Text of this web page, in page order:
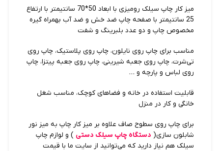
میز کار چاپ سیلک رومیزی با ابعاد 50*70 سانتیمتر با ارتفاع
25 سانتیمتر با صفحه چاپ ضد خش و ضد آب بهمراه گیره
مخصوص چاپ و دو عدد بلبرینگ و شفت
مناسب برای چاپ روی نایلون، چاپ روی پلاستیک، چاپ روی
تی‌شرت، چاپ روی جعبه شیرینی، چاپ روی جعبه پیتزا، چاپ
روی لباس و پارچه و …
قابلیت استفاده در خانه و فضاهای کوچک، مناسب شغل
خانگی و کار در منزل
برای چاپ روی سطوح صاف علاوه بر میز کار چاپ به میز نور
شابلون سازی( دستگاه چاپ سیلک دستی ) و لوازم چاپ
سیلک هم نیاز دارید که می‌توانید از سایت ما با قیمت